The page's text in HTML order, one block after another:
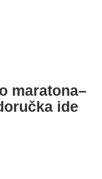
maratona–
ide